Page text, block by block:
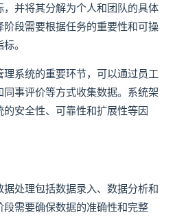
并将其分解为个人和团队的具体
段需要根据任务的重要性和可操
。
系统的重要环节，可以通过员工
同事评价等方式收集数据。系统架
安全性、可靠性和扩展性等因
处理包括数据录入、数据分析和
需要确保数据的准确性和完整